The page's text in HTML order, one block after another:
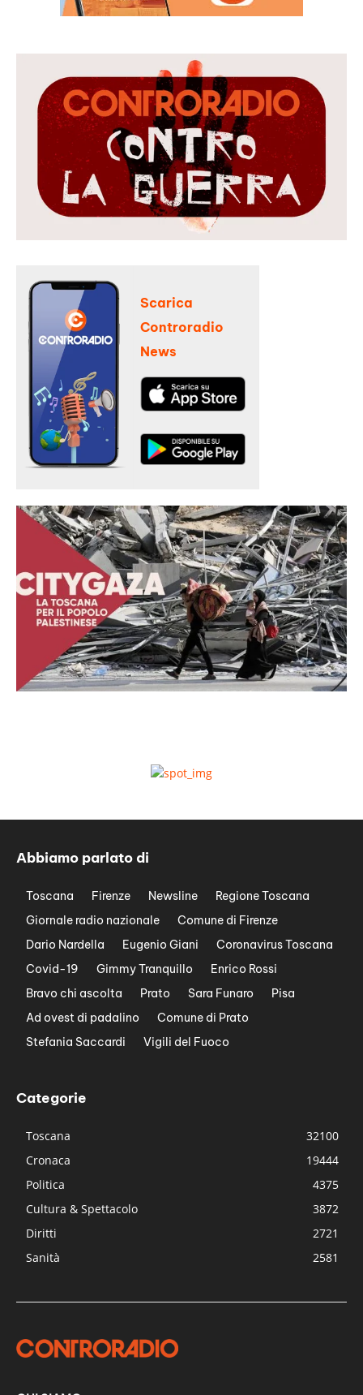
Scarica
Controradio
News
Abbiamo parlato di
Toscana Firenze Newsline
Regione Toscana
Giornale radio nazionale
Comune di Firenze
Dario Nardella
Eugenio Giani
Coronavirus Toscana
Covid-19
Gimmy Tranquillo
Enrico Rossi
Bravo chi ascolta
Prato Sara Funaro
Pisa
Ad ovest di padalino
Comune di Prato
Stefania Saccardi
Vigili del Fuoco
Categorie
Toscana
32100
Cronaca
19444
Politica
4375
Cultura & Spettacolo
3872
Diritti
2721
Sanità
2581